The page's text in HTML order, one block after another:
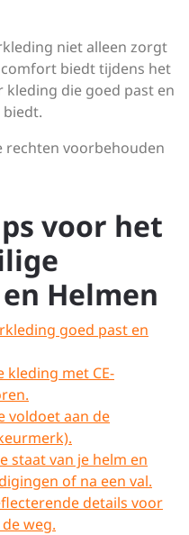
niet alleen zorgt
biedt tijdens het
die goed past en
rechten voorbehouden
voor het
Helmen
goed past en
kleding met CE-
voldoet aan de
staat van je helm en
of na een val.
details voor
weg.